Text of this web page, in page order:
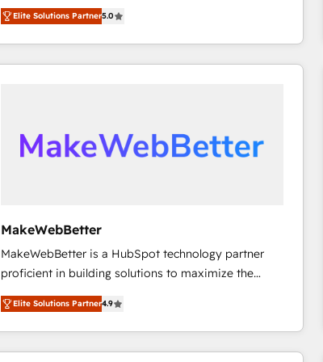
HubSpot大百科 出版 CRM・AI活用に関するご相談、現
HubSpot’s only Elite Partner with all 8 Accreditations
and a 3× Partner of the Year, New Breed turns
HubSpot into your engine for measurable, durable
growth.
growth. As a triple-accredited HubSpot Solutions
Partner, we specialize in both strategic RevOps
planning and hands-on technical execution - building
the operational foundation companies need to
we help: ✔️ Full HubSpot implementations and portal
optimization ✔️ Data migrations, CRM architecture,
based engagements and ongoing RevOps
partnerships, we guide organizations through the
revenue maturity model - delivering the right
improvements at the right time so operations
evolve strategically and sustainably as the business
grows.
Elite Solutions Partner5.0
MakeWebBetter
MakeWebBetter is a HubSpot technology partner
proficient in building solutions to maximize the
operational efficiency of HubSpot. The fastest-
growing tech-enabler & facilitator, MakeWebBetter,
hands you the blend of HubSpot expertise &
eminent solutions & integrations. Trust us to
Elite Solutions Partner4.9